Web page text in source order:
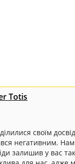
Totis
своїм
негативним.
залишив у вас